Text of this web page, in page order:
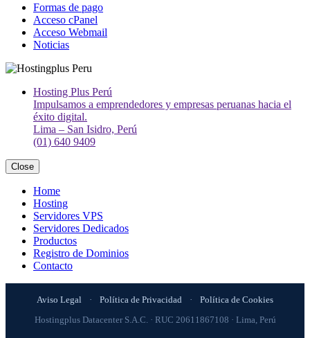
Formas de pago
Acceso cPanel
Acceso Webmail
Noticias
Hosting Plus Perú
Impulsamos a emprendedores y empresas peruanas hacia el
éxito digital.
Lima – San Isidro, Perú
(01) 640 9409
Close
Home
Hosting
Servidores VPS
Servidores Dedicados
Productos
Registro de Dominios
Contacto
Aviso Legal · Política de Privacidad ·
Política de Cookies
Hostingplus Datacenter S.A.C. · RUC 20611867108 · Lima, Perú